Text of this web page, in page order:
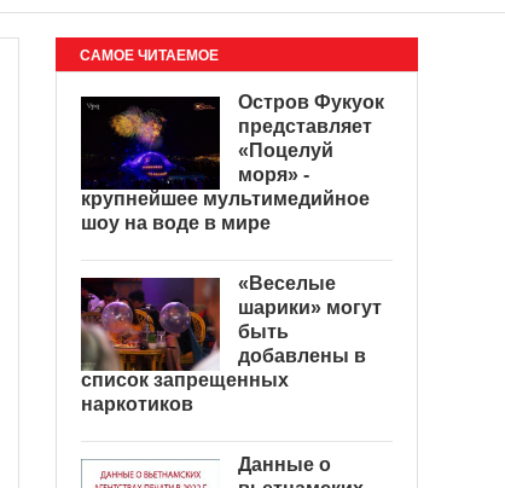
САМОЕ ЧИТАЕМОЕ
Остров Фукуок
представляет
«Поцелуй
моря» -
крупнейшее мультимедийное
шоу на воде в мире
«Веселые
шарики» могут
быть
добавлены в
список запрещенных
наркотиков
Данные о